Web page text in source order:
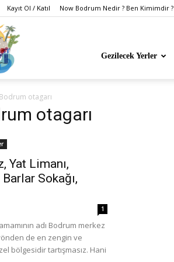
Kayıt Ol / Katıl Now Bodrum Nedir ? Ben Kimimdir ?
Gezi,
Yaşam,
Eğlence,
Gezilecek Yerler
Bodrum otagarı
otagarı
Yat Limanı,
Sokağı,
1
adı Bodrum merkez
de en zengin ve
bölgesidir tartışmasız. Hani